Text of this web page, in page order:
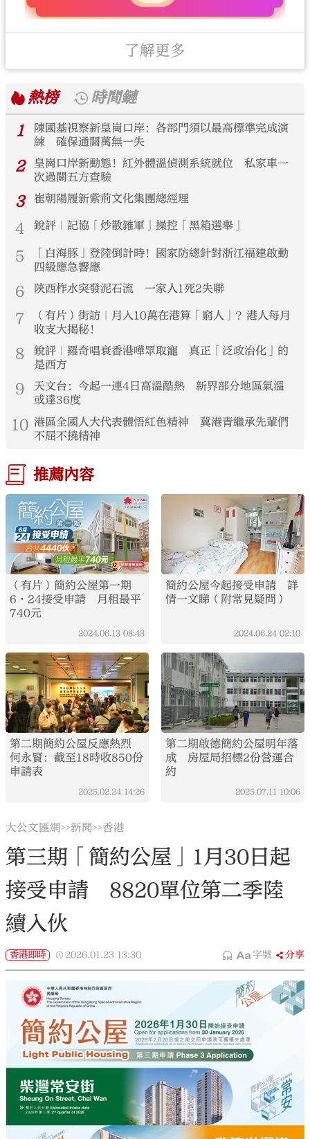
了解更多
熱榜
時間鏈
1
陳國基視察新皇崗口岸：各部門須以最高標準完成演
練 確保通關萬無一失
2
皇崗口岸新動態！紅外體溫偵測系統就位 私家車一
次過關五方查驗
3 崔朝陽履新紫荊文化集團總經理
4 銳評｜記協「炒散雜軍」操控「黑箱選舉」
5
「白海豚」登陸倒計時！國家防總針對浙江福建啟動
四級應急響應
6 陝西柞水突發泥石流 一家人1死2失聯
7
（有片）街訪｜月入10萬在港算「窮人」？港人每月
收支大揭秘！
8
銳評｜羅奇唱衰香港嘩眾取寵 真正「泛政治化」的
是西方
9
天文台：今起一連4日高溫酷熱 新界部分地區氣溫
或達36度
10 港區全國人大代表體悟紅色精神 冀港青繼承先輩們
不屈不撓精神
推薦內容
（有片）簡約公屋第一期
6·24接受申請 月租最平
740元
2024.06.13 08:43
簡約公屋今起接受申請 詳
情一文睇（附常見疑問）
2024.06.24 02:10
第二期簡約公屋反應熱烈
何永賢：截至18時收850份
申請表
2025.02.24 14:26
第二期啟德簡約公屋明年落
成 房屋局招標2份營運合
約
2025.07.11 10:06
大公文匯網>>新聞>>香港
第三期「簡約公屋」1月30日起
接受申請 8820單位第二季陸
續入伙
香港即時 2026.01.23 13:30 字號 分享